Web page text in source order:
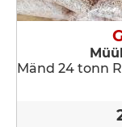
Mänd 24 tonn